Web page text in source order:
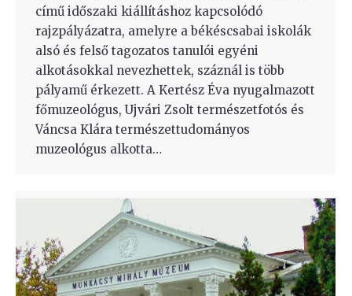
című időszaki kiállításhoz kapcsolódó
rajzpályázatra, amelyre a békéscsabai iskolák
alsó és felső tagozatos tanulói egyéni
alkotásokkal nevezhettek, száznál is több
pályamű érkezett. A Kertész Éva nyugalmazott
főmuzeológus, Ujvári Zsolt természetfotós és
Váncsa Klára természettudományos
muzeológus alkotta…